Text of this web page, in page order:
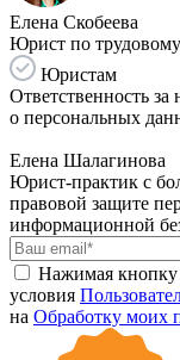
Елена Скобеева
Юрист по
Юристам
Ответственность за
о персональных
Елена Шалагинова
Юрист-практик с
правовой защите
информационной
Нажимая
условия
на Обработку моих